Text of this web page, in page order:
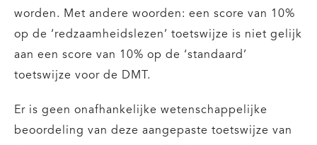
worden. Met andere woorden: een score van 10%
op de ‘redzaamheidslezen’ toetswijze is niet gelijk
aan een score van 10% op de ‘standaard’
toetswijze voor de DMT.
Er is geen onafhankelijke wetenschappelijke
beoordeling van deze aangepaste toetswijze van